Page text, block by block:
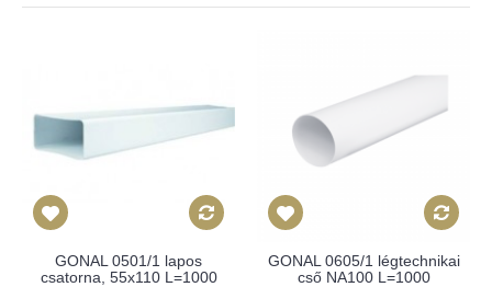
GONAL 0501/1 lapos
csatorna, 55x110 L=1000
GONAL 0605/1 légtechnikai
cső NA100 L=1000